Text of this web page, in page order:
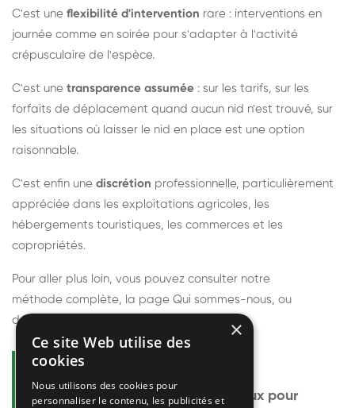
C'est une flexibilité d'intervention rare : interventions en
journée comme en soirée pour s'adapter à l'activité
crépusculaire de l'espèce.
C'est une transparence assumée : sur les tarifs, sur les
forfaits de déplacement quand aucun nid n'est trouvé, sur
les situations où laisser le nid en place est une option
raisonnable.
C'est enfin une discrétion professionnelle, particulièrement
appréciée dans les exploitations agricoles, les
hébergements touristiques, les commerces et les
copropriétés.
Pour aller plus loin, vous pouvez consulter notre
méthode complète, la page Qui sommes-nous, ou
découvrir
Questions fréquentes
Le frelon européen est-il dangereux pour
×
Ce site Web utilise des
cookies
Nous utilisons des cookies pour
personnaliser le contenu, les publicités et